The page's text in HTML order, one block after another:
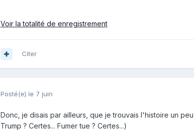
Voir la totalité de enregistrement
Citer
Posté(e) le 7 juin
Donc, je disais par ailleurs, que je trouvais l'histoire un
Trump ? Certes... Fumer tue ? Certes...)